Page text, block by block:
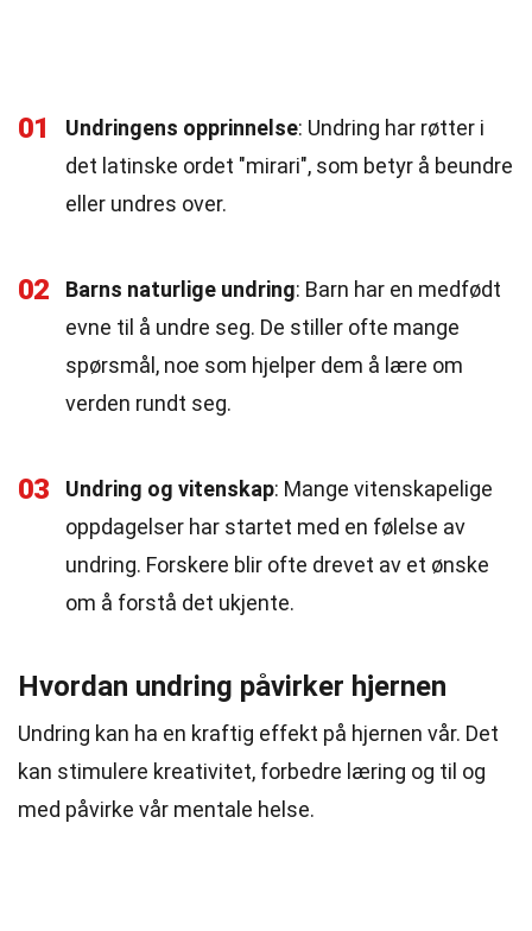
01 Undringens opprinnelse: Undring har røtter i
det latinske ordet "mirari", som betyr å beundre
eller undres over.
02 Barns naturlige undring: Barn har en medfødt
evne til å undre seg. De stiller ofte mange
spørsmål, noe som hjelper dem å lære om
verden rundt seg.
03 Undring og vitenskap: Mange vitenskapelige
oppdagelser har startet med en følelse av
undring. Forskere blir ofte drevet av et ønske
om å forstå det ukjente.
Hvordan undring påvirker hjernen
Undring kan ha en kraftig effekt på hjernen vår. Det
kan stimulere kreativitet, forbedre læring og til og
med påvirke vår mentale helse.